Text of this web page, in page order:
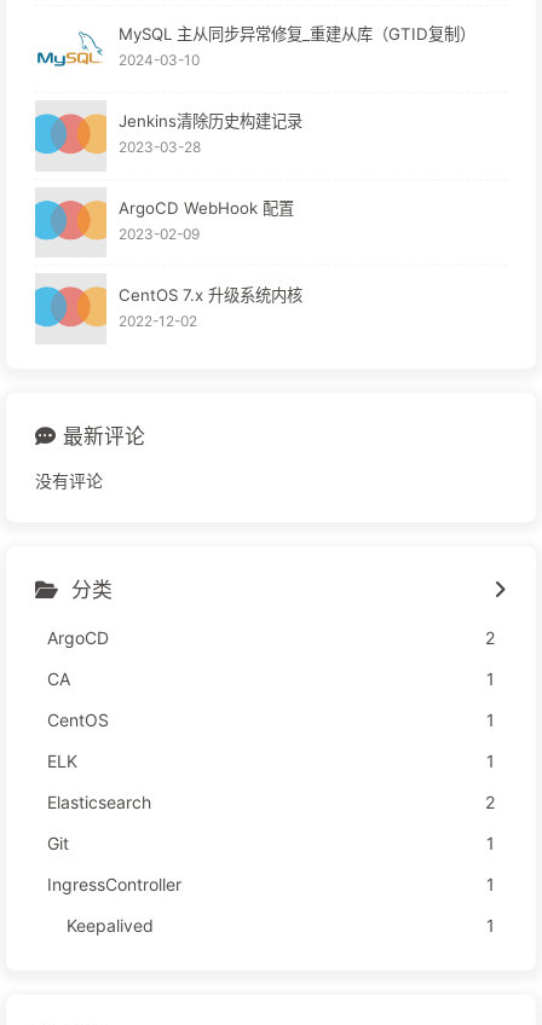
MySQL 主从同步异常修复_重建从库（GTID复制）
2024-03-10
Jenkins清除历史构建记录
2023-03-28
ArgoCD WebHook 配置
2023-02-09
CentOS 7.x 升级系统内核
2022-12-02
最新评论
没有评论
分类
ArgoCD
2
CA
1
CentOS
1
ELK
1
Elasticsearch
2
Git
1
IngressController
1
Keepalived
1